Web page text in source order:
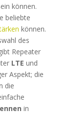
können.
beliebte
können.
des
Repeater
LTE und
Aspekt; die
die
in